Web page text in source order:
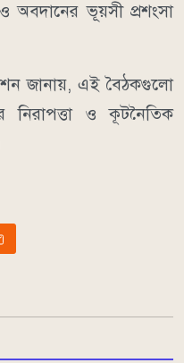
অবদানের ভূয়সী প্রশংসা
জানায়, এই বৈঠকগুলো
নিরাপত্তা ও কূটনৈতিক